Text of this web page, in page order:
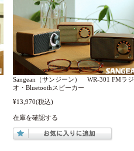
Sangean（サンジーン） WR-301 FMラジ
オ・Bluetoothスピーカー
¥13,970(税込)
在庫を確認する